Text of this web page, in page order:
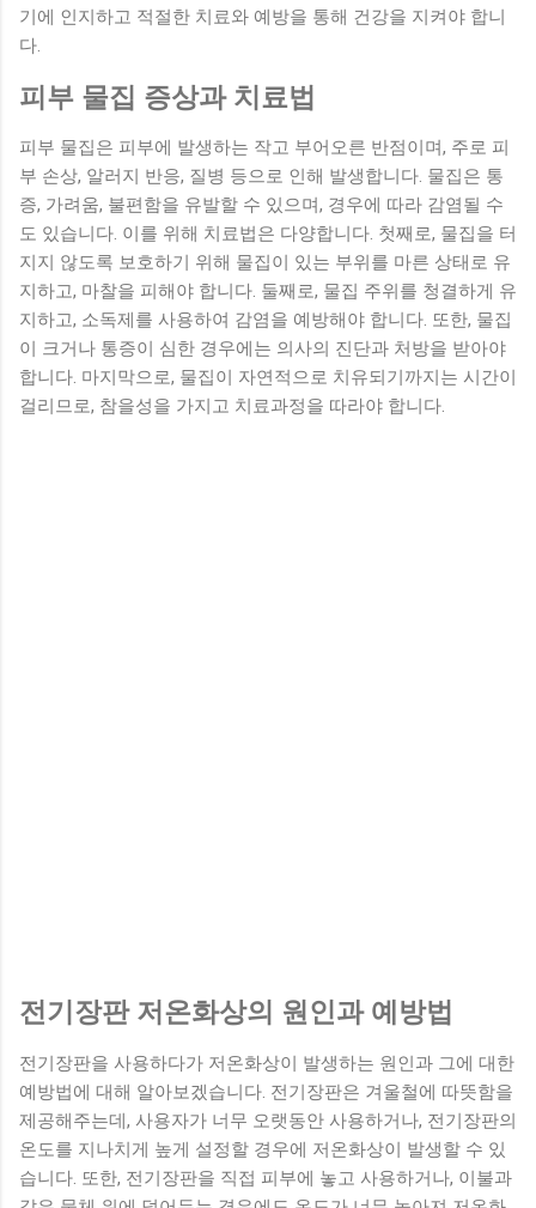
기에 인지하고 적절한 치료와 예방을 통해 건강을 지켜야 합니
다.
피부 물집 증상과 치료법
피부 물집은 피부에 발생하는 작고 부어오른 반점이며, 주로 피
부 손상, 알러지 반응, 질병 등으로 인해 발생합니다. 물집은 통
증, 가려움, 불편함을 유발할 수 있으며, 경우에 따라 감염될 수
도 있습니다. 이를 위해 치료법은 다양합니다. 첫째로, 물집을 터
지지 않도록 보호하기 위해 물집이 있는 부위를 마른 상태로 유
지하고, 마찰을 피해야 합니다. 둘째로, 물집 주위를 청결하게 유
지하고, 소독제를 사용하여 감염을 예방해야 합니다. 또한, 물집
이 크거나 통증이 심한 경우에는 의사의 진단과 처방을 받아야
합니다. 마지막으로, 물집이 자연적으로 치유되기까지는 시간이
걸리므로, 참을성을 가지고 치료과정을 따라야 합니다.
전기장판 저온화상의 원인과 예방법
전기장판을 사용하다가 저온화상이 발생하는 원인과 그에 대한
예방법에 대해 알아보겠습니다. 전기장판은 겨울철에 따뜻함을
제공해주는데, 사용자가 너무 오랫동안 사용하거나, 전기장판의
온도를 지나치게 높게 설정할 경우에 저온화상이 발생할 수 있
습니다. 또한, 전기장판을 직접 피부에 놓고 사용하거나, 이불과